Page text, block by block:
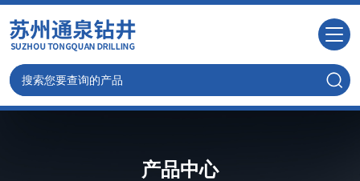
产品中心